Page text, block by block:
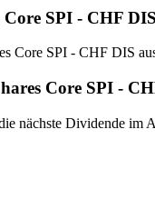
SPI - CHF
Core SPI - CHF DIS
Core SPI -
nächste Dividende im